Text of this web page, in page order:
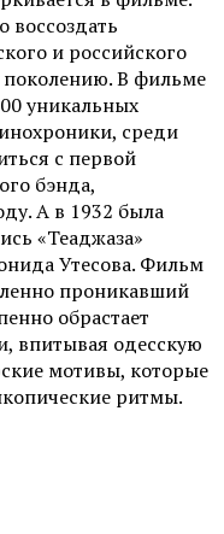
воссоздать
и российского
поколению. В фильме
уникальных
среди
с первой
бэнда,
А в 1932 была
«Теаджаза»
Утесова. Фильм
проникавший
обрастает
впитывая одесскую
мотивы, которые
ритмы.